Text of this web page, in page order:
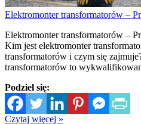
Elektromonter transformatorów –
Elektromonter transformatorów –
Kim jest elektromonter
transformatorów i czym się
transformatorów to
Podziel się:
Czytaj więcej »